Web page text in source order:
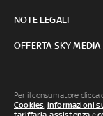
NOTE LEGALI
OFFERTA SKY MEDIA
Per il consumatore
Cookies, informazioni